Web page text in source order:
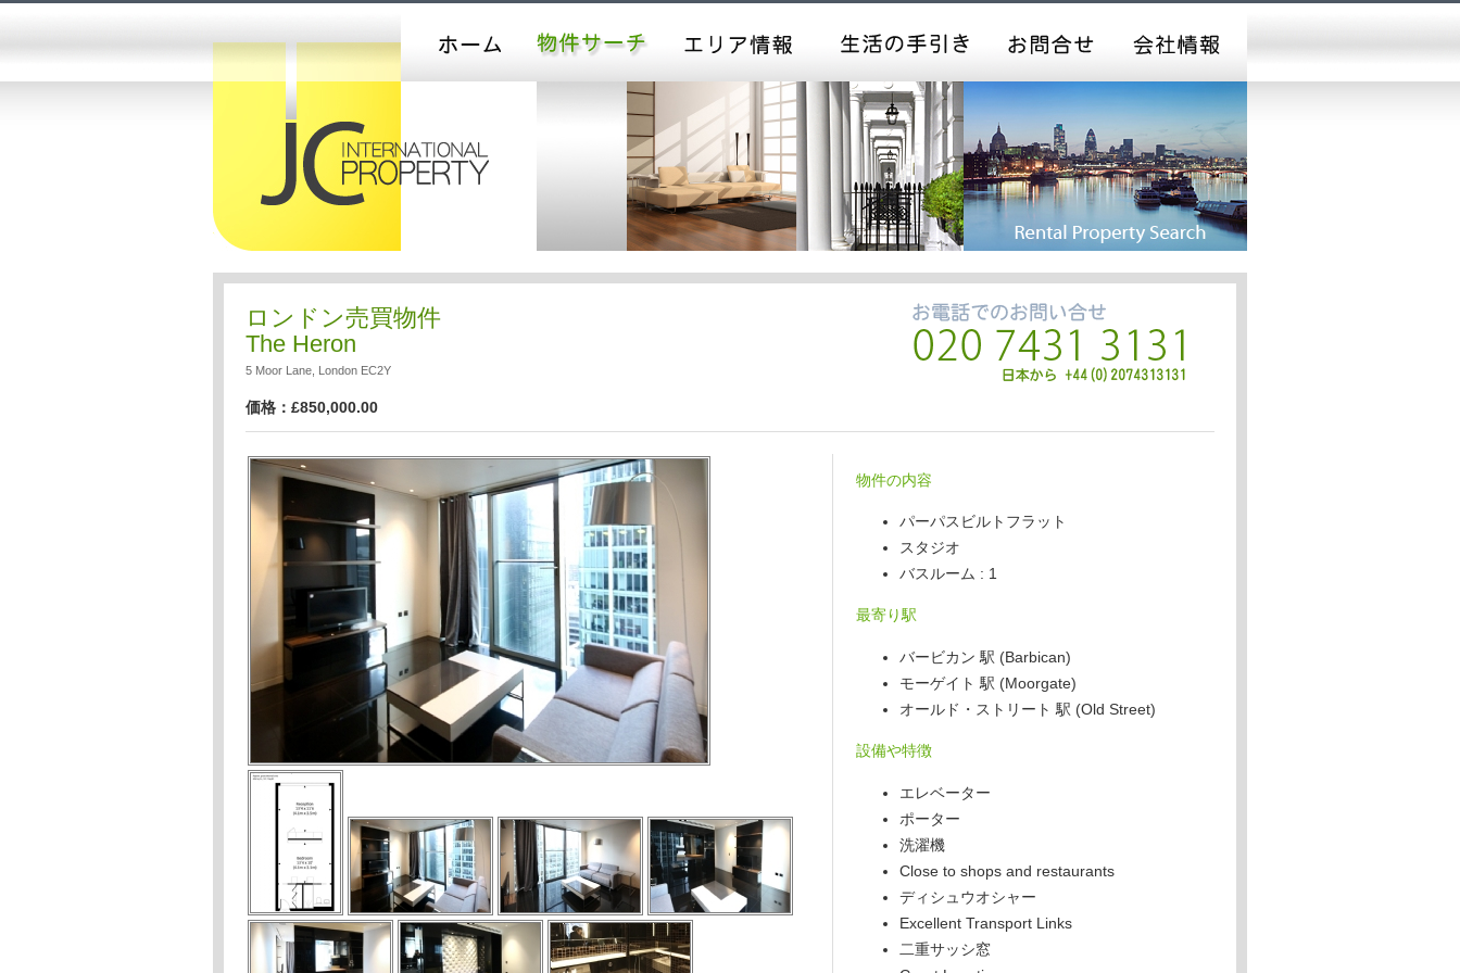
ロンドン売買物件
The Heron
5 Moor Lane, London EC2Y
価格：£850,000.00
物件の内容
パーパスビルトフラット
スタジオ
バスルーム : 1
最寄り駅
バービカン 駅 (Barbican)
モーゲイト 駅 (Moorgate)
オールド・ストリート 駅 (Old Street)
設備や特徴
エレベーター
ポーター
洗濯機
Close to shops and restaurants
ディシュウオシャー
Excellent Transport Links
二重サッシ窓